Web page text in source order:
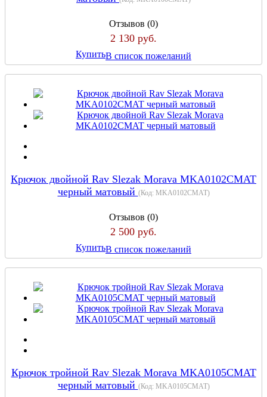
Отзывов (0)
2 130 руб.
КупитьВ список пожеланий
Крючок двойной Rav Slezak Morava MKA0102CMAT
черный матовый (Код: MKA0102CMAT)
Отзывов (0)
2 500 руб.
КупитьВ список пожеланий
Крючок тройной Rav Slezak Morava MKA0105CMAT
черный матовый (Код: MKA0105CMAT)